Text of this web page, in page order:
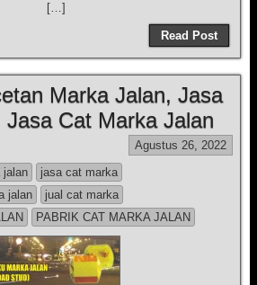
[…]
Read Post
Marka Jalan, Jasa
Jasa Cat Marka Jalan
Agustus 26, 2022
jalan
jasa cat marka
jalan
jual cat marka
PABRIK CAT MARKA JALAN